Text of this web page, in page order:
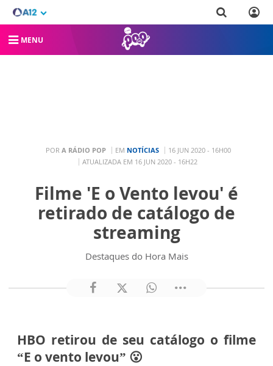
MENU
POR A RÁDIO POP EM NOTÍCIAS
16 JUN 2020 - 16H00
ATUALIZADA EM 16 JUN 2020 - 16H22
Filme 'E o Vento levou' é
retirado de catálogo de
streaming
Destaques do Hora Mais
HBO retirou de seu catálogo o filme
“E o vento levou” 😮